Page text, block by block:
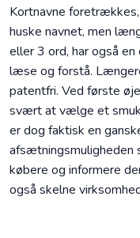
Kortnavne
huske navnet, men
eller 3 ord, har også
læse og forstå.
patentfri. Ved første
svært at vælge et
er dog faktisk en
afsætningsmuligheden
købere og informere
også skelne